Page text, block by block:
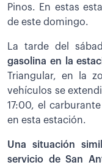
Pinos. En estas
de este domingo.
La tarde del
gasolina en la
Triangular, en la
vehículos se
17:00, el
en esta estación.
Una situación
servicio de San